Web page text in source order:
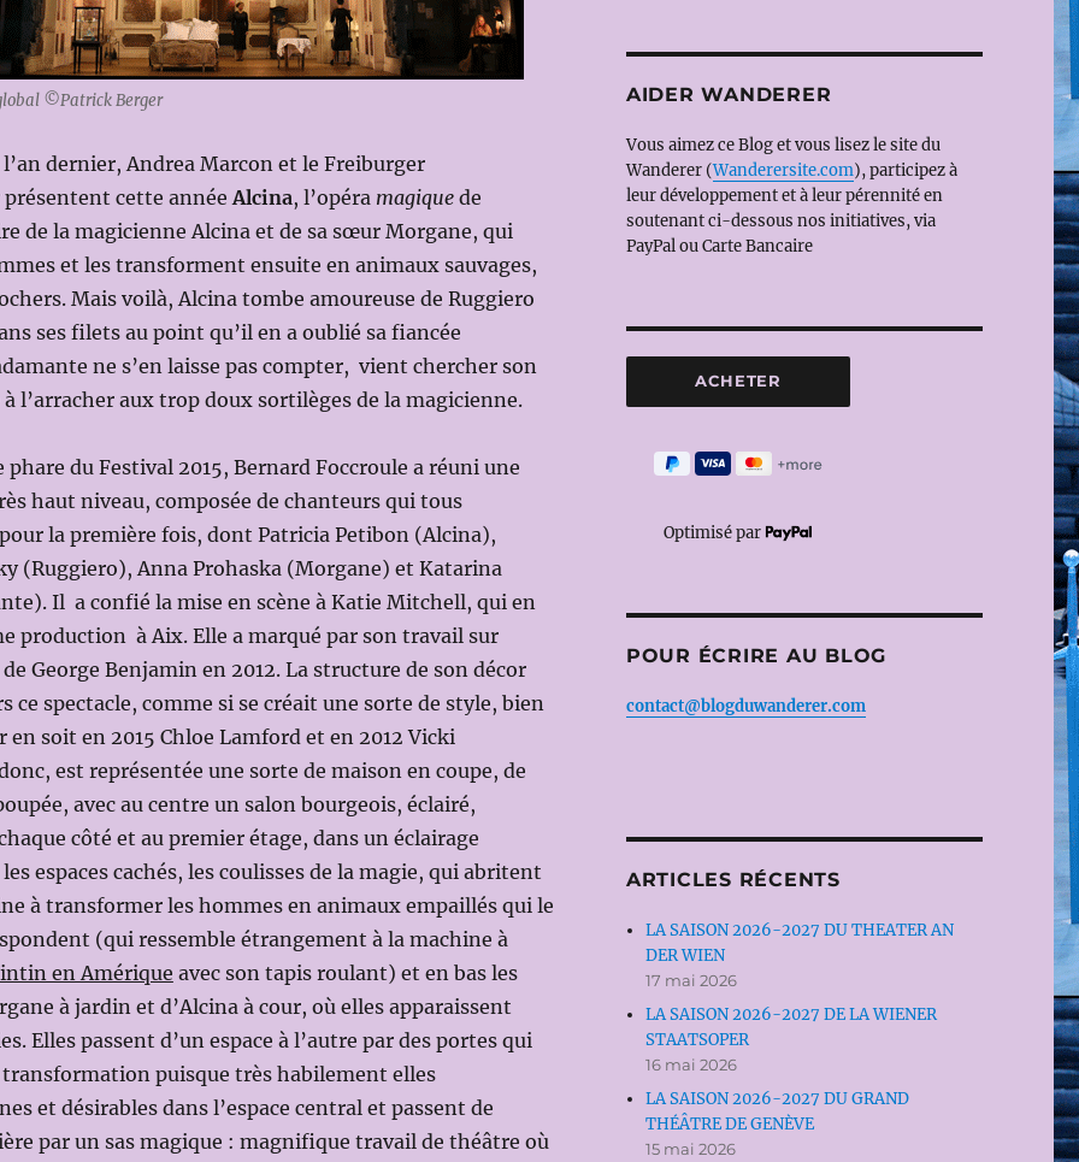
©Patrick Berger
dernier, Andrea Marcon et le Freiburger
présentent cette annéeAlcina, l’opéra magiquede
de la magicienne Alcina et de sa sœur Morgane, qui
et les transforment ensuite en animaux sauvages,
Mais voilà, Alcina tombe amoureuse de Ruggiero
ses filets au point qu’il en a oublié sa fiancée
ne s’en laisse pas compter, vient chercher son
l’arracher aux trop doux sortilèges de la magicienne.
phare du Festival 2015, Bernard Foccroule a réuni une
haut niveau, composée de chanteurs qui tous
la première fois, dont Patricia Petibon (Alcina),
(Ruggiero), Anna Prohaska (Morgane) et Katarina
Il a confié la mise en scène à Katie Mitchell, qui en
production à Aix. Elle a marqué par son travail sur
George Benjamin en 2012. La structure de son décor
ce spectacle, comme si se créait une sorte de style, bien
en soit en 2015 Chloe Lamford et en 2012 Vicki
est représentée une sorte de maison en coupe, de
avec au centre un salon bourgeois, éclairé,
côté et au premier étage, dans un éclairage
espaces cachés, les coulisses de la magie, qui abritent
à transformer les hommes en animaux empaillés qui le
(qui ressemble étrangement à la machine à
en Amérique avec son tapis roulant) et en bas les
à jardin et d’Alcina à cour, où elles apparaissent
Elles passent d’un espace à l’autre par des portes qui
transformation puisque très habilement elles
et désirables dans l’espace central et passent de
par un sas magique : magnifique travail de théâtre où
AIDER WANDERER
Vous aimez ce Blog et vous lisez le site du
Wanderer (Wanderersite.com), participez à
leur développement et à leur pérennité en
soutenant ci-dessous nos initiatives, via
PayPal ou Carte Bancaire
Optimisé par
POUR ÉCRIRE AU BLOG
contact@blogduwanderer.com
ARTICLES RÉCENTS
LA SAISON 2026-2027 DU THEATER AN
DER WIEN
17 mai 2026
LA SAISON 2026-2027 DE LA WIENER
STAATSOPER
16 mai 2026
LA SAISON 2026-2027 DU GRAND
THÉÂTRE DE GENÈVE
15 mai 2026